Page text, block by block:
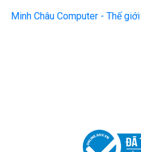
Minh Châu Computer - Thế